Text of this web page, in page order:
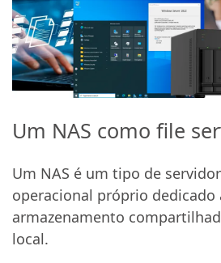
Um NAS como file
Um NAS é um tipo de
operacional próprio dedicado
armazenamento
local.